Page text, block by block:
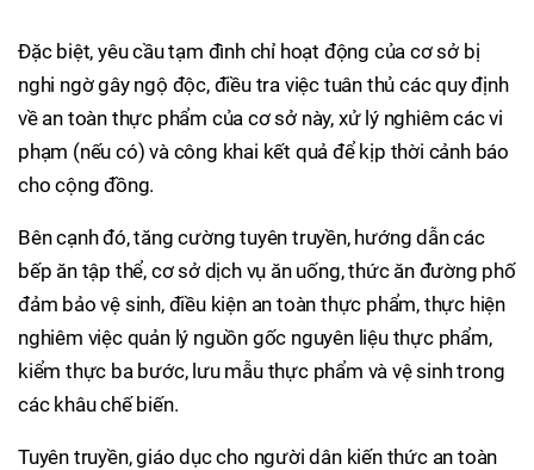
Đặc biệt, yêu cầu tạm đình chỉ hoạt động của cơ sở bị
nghi ngờ gây ngộ độc, điều tra việc tuân thủ các quy định
về an toàn thực phẩm của cơ sở này, xử lý nghiêm các vi
phạm (nếu có) và công khai kết quả để kịp thời cảnh báo
cho cộng đồng.
Bên cạnh đó, tăng cường tuyên truyền, hướng dẫn các
bếp ăn tập thể, cơ sở dịch vụ ăn uống, thức ăn đường phố
đảm bảo vệ sinh, điều kiện an toàn thực phẩm, thực hiện
nghiêm việc quản lý nguồn gốc nguyên liệu thực phẩm,
kiểm thực ba bước, lưu mẫu thực phẩm và vệ sinh trong
các khâu chế biến.
Tuyên truyền, giáo dục cho người dân kiến thức an toàn